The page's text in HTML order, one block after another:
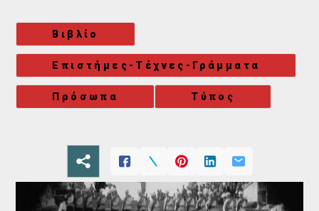
Βιβλίο
Επιστήμες-Τέχνες-Γράμματα
Πρόσωπα Τύπος